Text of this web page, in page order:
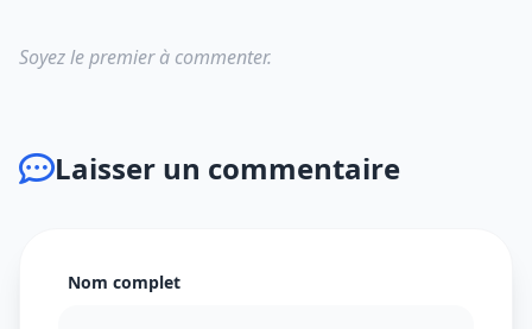
Soyez le premier à commenter.
Laisser un commentaire
Nom complet